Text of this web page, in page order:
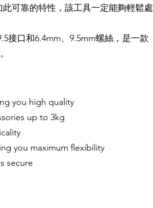
可靠的特性，該工具一定能夠輕鬆處
接口和6.4mm、9.5mm螺絲，是一款
you high quality
up to 3kg
you maximum flexibility
secure